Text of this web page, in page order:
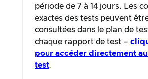
période de 7 à 14 jours. Les
exactes des tests peuvent
consultées dans le plan de
chaque rapport de test –
pour accéder directement
test.